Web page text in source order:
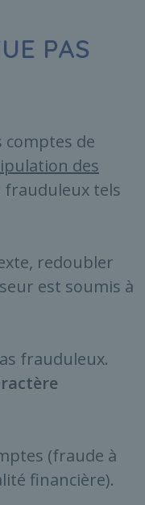
PAS
comptes de
des
frauduleux tels
redoubler
est soumis à
frauduleux.
(fraude à
financière).